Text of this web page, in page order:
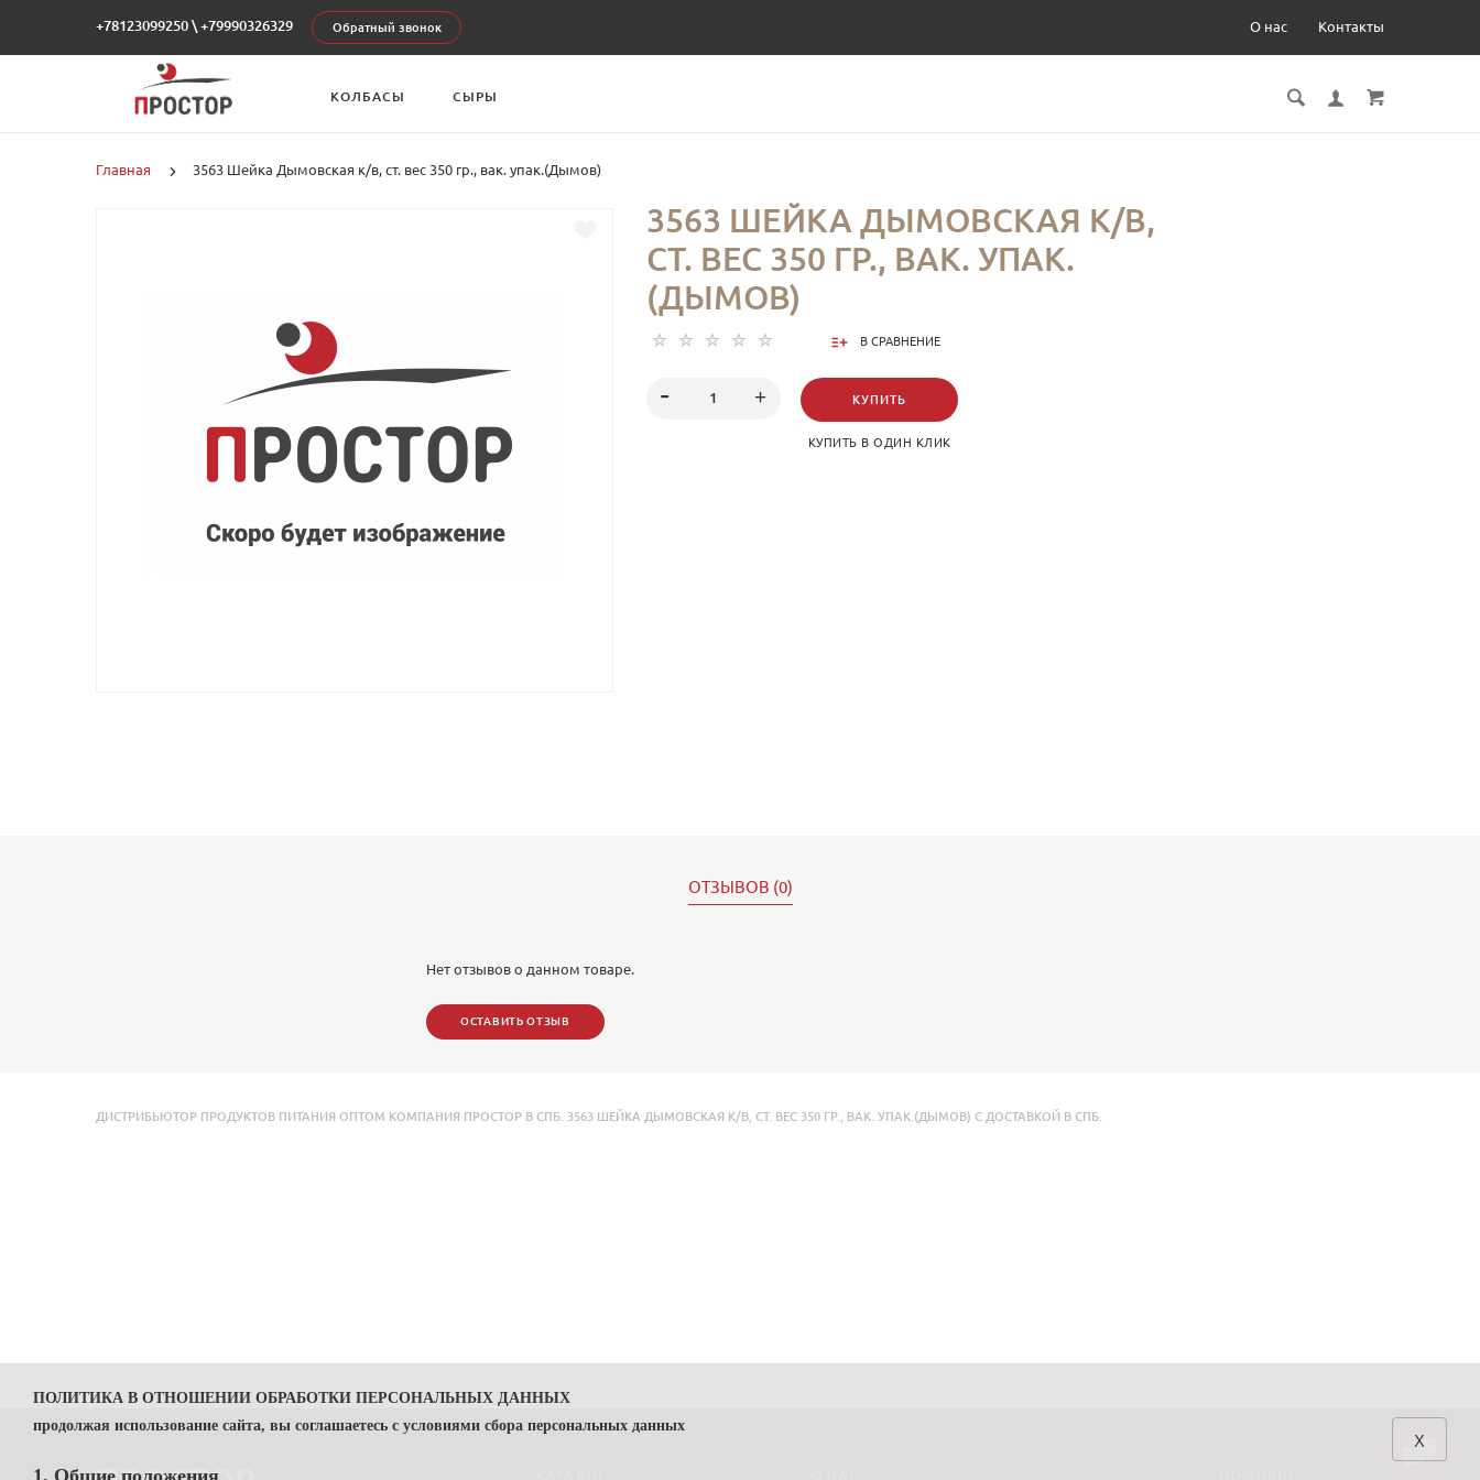
+78123099250 \ +79990326329 Обратный звонок О нас Контакты
КОЛБАСЫ СЫРЫ
Главная 3563 Шейка Дымовская к/в, ст. вес 350 гр., вак. упак.(Дымов)
3563 ШЕЙКА ДЫМОВСКАЯ К/В,
СТ. ВЕС 350 ГР., ВАК. УПАК.
(ДЫМОВ)
В СРАВНЕНИЕ
КУПИТЬ
КУПИТЬ В ОДИН КЛИК
ОТЗЫВОВ (0)
Нет отзывов о данном товаре.
ОСТАВИТЬ ОТЗЫВ
ДИСТРИБЬЮТОР ПРОДУКТОВ ПИТАНИЯ ОПТОМ КОМПАНИЯ ПРОСТОР В СПБ. 3563 ШЕЙКА ДЫМОВСКАЯ К/В СТ. ВЕС 350 ГР. ВАК. УПАК.(ДЫМОВ) С ДОСТАВКОЙ В СПБ.
ПОЛИТИКА В ОТНОШЕНИИ ОБРАБОТКИ ПЕРСОНАЛЬНЫХ ДАННЫХ
продолжая использование сайта, вы соглашаетесь с условиями сбора персональных данных
1. Общие положения
x